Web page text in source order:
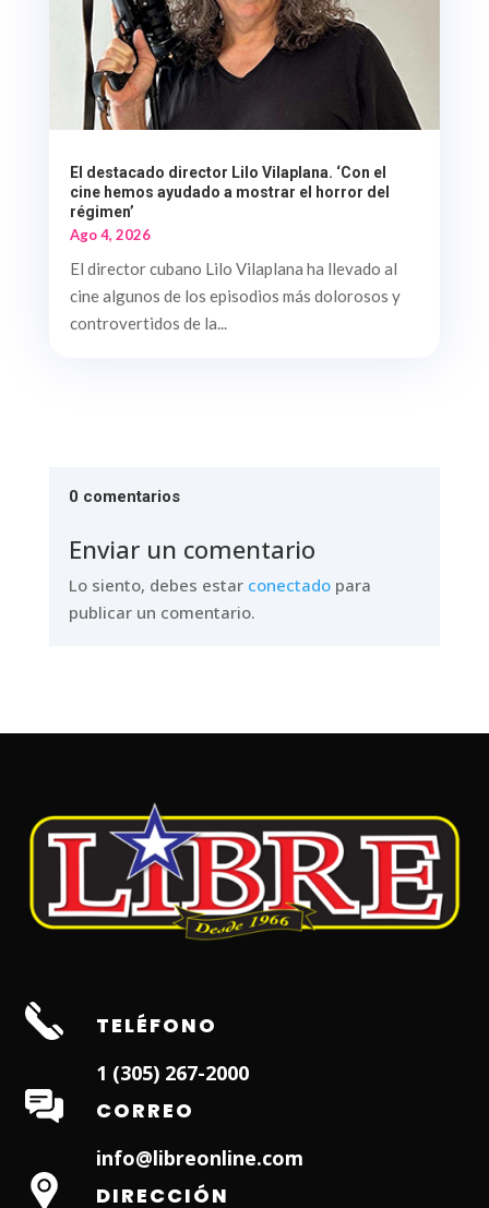
El destacado director Lilo Vilaplana. ‘Con el
cine hemos ayudado a mostrar el horror del
régimen’
Ago 4, 2026
El director cubano Lilo Vilaplana ha llevado al
cine algunos de los episodios más dolorosos y
controvertidos de la...
0 comentarios
Enviar un comentario
Lo siento, debes estar conectadopara
publicar un comentario.
TELÉFONO
1 (305) 267-2000
CORREO
info@libreonline.com
DIRECCIÓN